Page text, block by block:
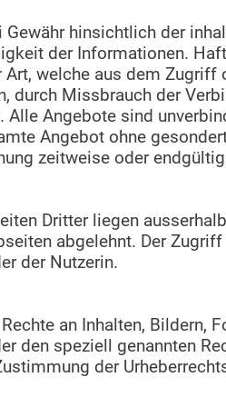
hinsichtlich der
der Informationen.
welche aus dem Zugriff
durch Missbrauch der
Alle Angebote sind
Angebot ohne
zeitweise oder
Dritter liegen
abgelehnt. Der
der Nutzerin.
an Inhalten, Bildern,
den speziell genannten
der